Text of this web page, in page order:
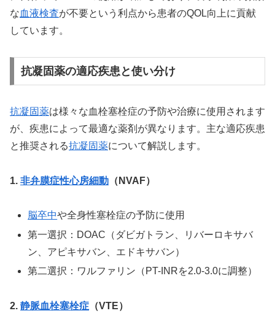
な血液検査が不要という利点から患者のQOL向上に貢献
しています。
抗凝固薬の適応疾患と使い分け
抗凝固薬は様々な血栓塞栓症の予防や治療に使用されます
が、疾患によって最適な薬剤が異なります。主な適応疾患
と推奨される抗凝固薬について解説します。
1. 非弁膜症性心房細動 （NVAF）
脳卒中や全身性塞栓症の予防に使用
第一選択：DOAC（ダビガトラン、リバーロキサバ
ン、アピキサバン、エドキサバン）
第二選択：ワルファリン（PT-INRを2.0-3.0に調整）
2. 静脈血栓塞栓症 （VTE）